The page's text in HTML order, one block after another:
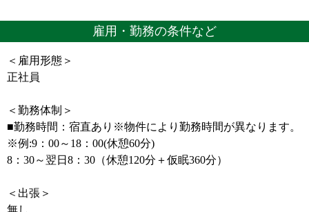
雇用・勤務の条件など
＜雇用形態＞
正社員
＜勤務体制＞
■勤務時間：宿直あり※物件により勤務時間が異なります。
※例:9：00～18：00(休憩60分)
8：30～翌日8：30（休憩120分＋仮眠360分）
＜出張＞
無し